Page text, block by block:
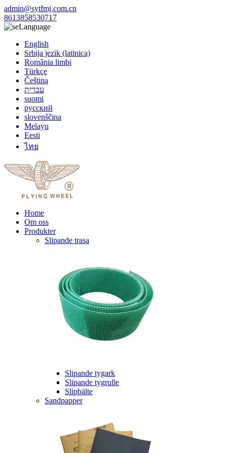
admin@sytfmj.com.cn
8613858530717
Language
English
Srbija jezik (latinica)
România limbi
Türkçe
Čeština
עברית
suomi
русский
slovenščina
Melayu
Eesti
ไทย
Home
Om oss
Produkter
Slipande trasa
Slipande tygark
Slipande tygrulle
Slipbälte
Sandpapper